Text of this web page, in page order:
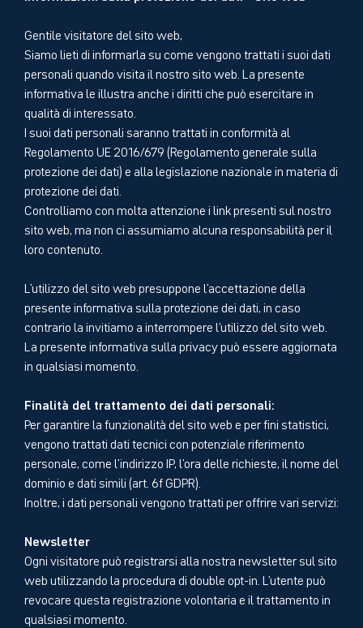
Gentile visitatore del sito web,
Siamo lieti di informarla su come vengono trattati i suoi dati
personali quando visita il nostro sito web. La presente
informativa le illustra anche i diritti che può esercitare in
qualità di interessato.
I suoi dati personali saranno trattati in conformità al
Regolamento UE 2016/679 (Regolamento generale sulla
protezione dei dati) e alla legislazione nazionale in materia di
protezione dei dati.
Controlliamo con molta attenzione i link presenti sul nostro
sito web, ma non ci assumiamo alcuna responsabilità per il
loro contenuto.
L'utilizzo del sito web presuppone l'accettazione della
presente informativa sulla protezione dei dati, in caso
contrario la invitiamo a interrompere l'utilizzo del sito web.
La presente informativa sulla privacy può essere aggiornata
in qualsiasi momento.
Finalità del trattamento dei dati personali:
Per garantire la funzionalità del sito web e per fini statistici,
vengono trattati dati tecnici con potenziale riferimento
personale, come l'indirizzo IP, l'ora delle richieste, il nome del
dominio e dati simili (art. 6f GDPR).
Inoltre, i dati personali vengono trattati per offrire vari servizi:
Newsletter
Ogni visitatore può registrarsi alla nostra newsletter sul sito
web utilizzando la procedura di double opt-in. L'utente può
revocare questa registrazione volontaria e il trattamento in
qualsiasi momento.